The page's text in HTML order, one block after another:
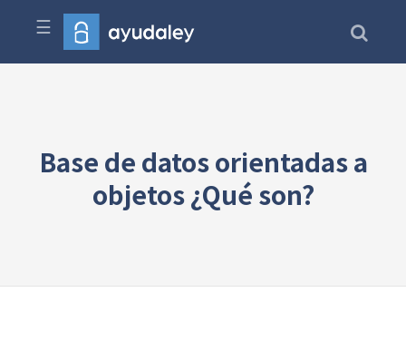
☰
Base de datos orientadas a
objetos ¿Qué son?